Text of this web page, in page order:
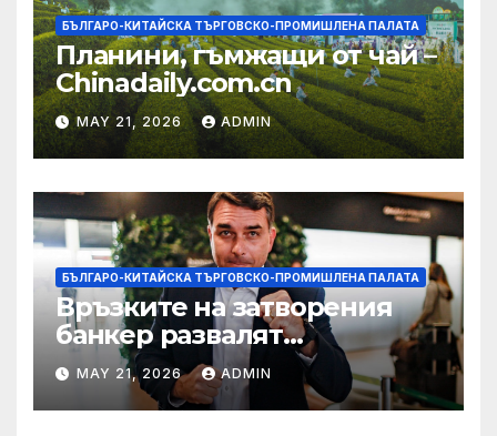
БЪЛГАРО-КИТАЙСКА ТЪРГОВСКО-ПРОМИШЛЕНА ПАЛАТА
Планини, гъмжащи от чай –
Chinadaily.com.cn
MAY 21, 2026 ADMIN
БЪЛГАРО-КИТАЙСКА ТЪРГОВСКО-ПРОМИШЛЕНА ПАЛАТА
Връзките на затворения
банкер развалят
надеждите на Флавио
Болсонаро за президент на
Бразилия
MAY 21, 2026 ADMIN